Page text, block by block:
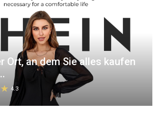
Ort, an dem Sie alles kaufen
4.3